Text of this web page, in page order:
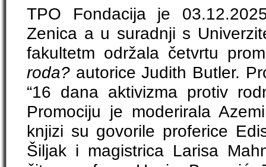
TPO Fondacija je
Zenica a u suradnji s
fakultetm održala četvrtu
roda? autorice Judith Butler.
“16 dana aktivizma protiv
Promociju je moderirala
knjizi su govorile proferice
Šiljak i magistrica Larisa